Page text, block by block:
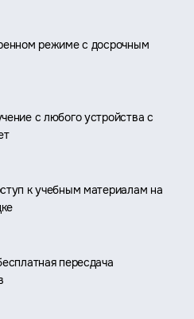
режиме с досрочным
с любого устройства с
к учебным материалам на
пересдача